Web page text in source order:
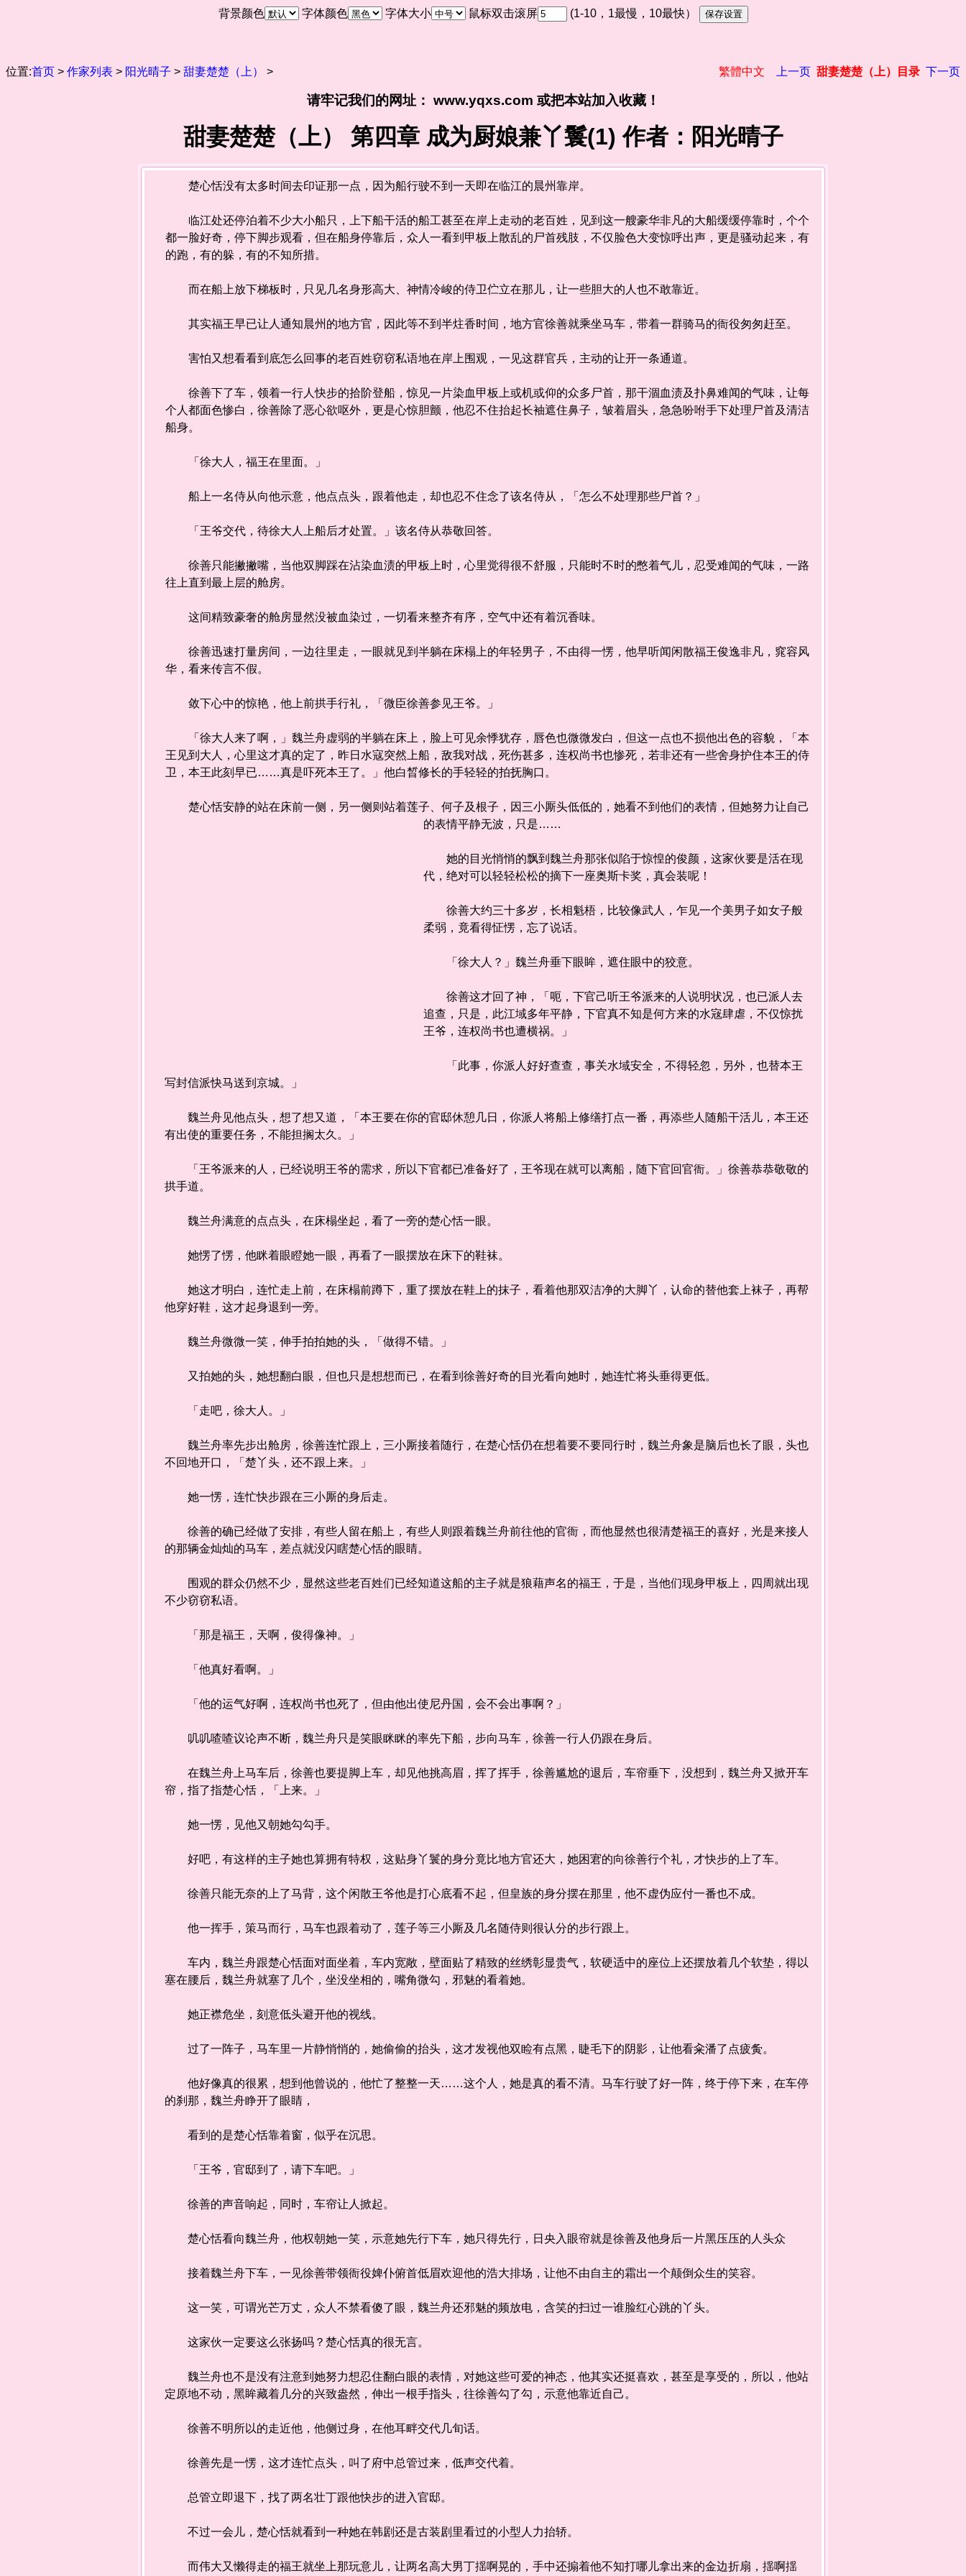
背景颜色 字体颜色 字体大小 鼠标双击滚屏 (1-10，1最慢，10最快）
位置:首页 > 作家列表 > 阳光晴子 > 甜妻楚楚（上） > 繁體中文 上一页 甜妻楚楚（上）目录 下一页
请牢记我们的网址： www.yqxs.com 或把本站加入收藏！
甜妻楚楚（上） 第四章 成为厨娘兼丫鬟(1) 作者：阳光晴子
楚心恬没有太多时间去印证那一点，因为船行驶不到一天即在临江的晨州靠岸。
临江处还停泊着不少大小船只，上下船干活的船工甚至在岸上走动的老百姓，见到这一艘豪华非凡的大船缓缓停靠时，个个
都一脸好奇，停下脚步观看，但在船身停靠后，众人一看到甲板上散乱的尸首残肢，不仅脸色大变惊呼出声，更是骚动起来，有
的跑，有的躲，有的不知所措。
而在船上放下梯板时，只见几名身形高大、神情冷峻的侍卫伫立在那儿，让一些胆大的人也不敢靠近。
其实福王早已让人通知晨州的地方官，因此等不到半炷香时间，地方官徐善就乘坐马车，带着一群骑马的衙役匆匆赶至。
害怕又想看看到底怎么回事的老百姓窃窃私语地在岸上围观，一见这群官兵，主动的让开一条通道。
徐善下了车，领着一行人快步的拾阶登船，惊见一片染血甲板上或机或仰的众多尸首，那干涸血渍及扑鼻难闻的气味，让每
个人都面色惨白，徐善除了恶心欲呕外，更是心惊胆颤，他忍不住抬起长袖遮住鼻子，皱着眉头，急急吩咐手下处理尸首及清洁
船身。
「徐大人，福王在里面。」
船上一名侍从向他示意，他点点头，跟着他走，却也忍不住念了该名侍从，「怎么不处理那些尸首？」
「王爷交代，待徐大人上船后才处置。」该名侍从恭敬回答。
徐善只能撇撇嘴，当他双脚踩在沾染血渍的甲板上时，心里觉得很不舒服，只能时不时的憋着气儿，忍受难闻的气味，一路
往上直到最上层的舱房。
这间精致豪奢的舱房显然没被血染过，一切看来整齐有序，空气中还有着沉香味。
徐善迅速打量房间，一边往里走，一眼就见到半躺在床榻上的年轻男子，不由得一愣，他早听闻闲散福王俊逸非凡，窕容风
华，看来传言不假。
敛下心中的惊艳，他上前拱手行礼，「微臣徐善参见王爷。」
「徐大人来了啊，」魏兰舟虚弱的半躺在床上，脸上可见余悸犹存，唇色也微微发白，但这一点也不损他出色的容貌，「本
王见到大人，心里这才真的定了，昨日水寇突然上船，敌我对战，死伤甚多，连权尚书也惨死，若非还有一些舍身护住本王的侍
卫，本王此刻早已……真是吓死本王了。」他白晳修长的手轻轻的拍抚胸口。
楚心恬安静的站在床前一侧，另一侧则站着莲子、何子及根子，因三小厮头低低的，她看不到他们的表情，但她努力让自己
的表情平静无波，只是……
她的目光悄悄的飘到魏兰舟那张似陷于惊惶的俊颜，这家伙要是活在现
代，绝对可以轻轻松松的摘下一座奥斯卡奖，真会装呢！
徐善大约三十多岁，长相魁梧，比较像武人，乍见一个美男子如女子般
柔弱，竟看得怔愣，忘了说话。
「徐大人？」魏兰舟垂下眼眸，遮住眼中的狡意。
徐善这才回了神，「呃，下官己听王爷派来的人说明状况，也已派人去
追查，只是，此江域多年平静，下官真不知是何方来的水宼肆虐，不仅惊扰
王爷，连权尚书也遭横祸。」
「此事，你派人好好查查，事关水域安全，不得轻忽，另外，也替本王
写封信派快马送到京城。」
魏兰舟见他点头，想了想又道，「本王要在你的官邸休憩几日，你派人将船上修缮打点一番，再添些人随船干活儿，本王还
有出使的重要任务，不能担搁太久。」
「王爷派来的人，已经说明王爷的需求，所以下官都已准备好了，王爷现在就可以离船，随下官回官衙。」徐善恭恭敬敬的
拱手道。
魏兰舟满意的点点头，在床榻坐起，看了一旁的楚心恬一眼。
她愣了愣，他眯着眼瞪她一眼，再看了一眼摆放在床下的鞋袜。
她这才明白，连忙走上前，在床榻前蹲下，重了摆放在鞋上的抹子，看着他那双洁净的大脚丫，认命的替他套上袜子，再帮
他穿好鞋，这才起身退到一旁。
魏兰舟微微一笑，伸手拍拍她的头，「做得不错。」
又拍她的头，她想翻白眼，但也只是想想而已，在看到徐善好奇的目光看向她时，她连忙将头垂得更低。
「走吧，徐大人。」
魏兰舟率先步出舱房，徐善连忙跟上，三小厮接着随行，在楚心恬仍在想着要不要同行时，魏兰舟象是脑后也长了眼，头也
不回地开口，「楚丫头，还不跟上来。」
她一愣，连忙快步跟在三小厮的身后走。
徐善的确已经做了安排，有些人留在船上，有些人则跟着魏兰舟前往他的官衙，而他显然也很清楚福王的喜好，光是来接人
的那辆金灿灿的马车，差点就没闪瞎楚心恬的眼睛。
围观的群众仍然不少，显然这些老百姓们已经知道这船的主子就是狼藉声名的福王，于是，当他们现身甲板上，四周就出现
不少窃窃私语。
「那是福王，天啊，俊得像神。」
「他真好看啊。」
「他的运气好啊，连权尚书也死了，但由他出使尼丹国，会不会出事啊？」
叽叽喳喳议论声不断，魏兰舟只是笑眼眯眯的率先下船，步向马车，徐善一行人仍跟在身后。
在魏兰舟上马车后，徐善也要提脚上车，却见他挑高眉，挥了挥手，徐善尴尬的退后，车帘垂下，没想到，魏兰舟又掀开车
帘，指了指楚心恬，「上来。」
她一愣，见他又朝她勾勾手。
好吧，有这样的主子她也算拥有特权，这贴身丫鬟的身分竟比地方官还大，她困宭的向徐善行个礼，才快步的上了车。
徐善只能无奈的上了马背，这个闲散王爷他是打心底看不起，但皇族的身分摆在那里，他不虚伪应付一番也不成。
他一挥手，策马而行，马车也跟着动了，莲子等三小厮及几名随侍则很认分的步行跟上。
车内，魏兰舟跟楚心恬面对面坐着，车内宽敞，壁面贴了精致的丝绣彰显贵气，软硬适中的座位上还摆放着几个软垫，得以
塞在腰后，魏兰舟就塞了几个，坐没坐相的，嘴角微勾，邪魅的看着她。
她正襟危坐，刻意低头避开他的视线。
过了一阵子，马车里一片静悄悄的，她偷偷的抬头，这才发视他双睑有点黑，睫毛下的阴影，让他看籴潘了点疲夤。
他好像真的很累，想到他曾说的，他忙了整整一天……这个人，她是真的看不清。马车行驶了好一阵，终于停下来，在车停
的刹那，魏兰舟睁开了眼睛，
看到的是楚心恬靠着窗，似乎在沉思。
「王爷，官邸到了，请下车吧。」
徐善的声音响起，同时，车帘让人掀起。
楚心恬看向魏兰舟，他权朝她一笑，示意她先行下车，她只得先行，日央入眼帘就是徐善及他身后一片黑压压的人头众
接着魏兰舟下车，一见徐善带领衙役婢仆俯首低眉欢迎他的浩大排场，让他不由自主的霜出一个颠倒众生的笑容。
这一笑，可谓光芒万丈，众人不禁看傻了眼，魏兰舟还邪魅的频放电，含笑的扫过一谁脸红心跳的丫头。
这家伙一定要这么张扬吗？楚心恬真的很无言。
魏兰舟也不是没有注意到她努力想忍住翻白眼的表情，对她这些可爱的神态，他其实还挺喜欢，甚至是享受的，所以，他站
定原地不动，黑眸藏着几分的兴致盎然，伸出一根手指头，往徐善勾了勾，示意他靠近自己。
徐善不明所以的走近他，他侧过身，在他耳畔交代几旬话。
徐善先是一愣，这才连忙点头，叫了府中总管过来，低声交代着。
总管立即退下，找了两名壮丁跟他快步的进入官邸。
不过一会儿，楚心恬就看到一种她在韩剧还是古装剧里看过的小型人力抬轿。
而伟大又懒得走的福王就坐上那玩意儿，让两名高大男丁揺啊晃的，手中还搧着他不知打哪儿拿出来的金边折扇，揺啊揺